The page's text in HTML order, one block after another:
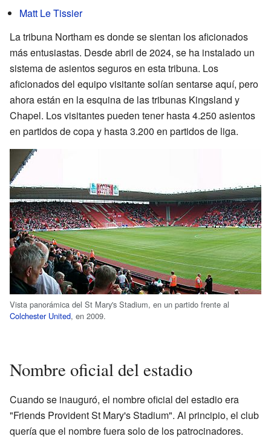
Matt Le Tissier
La tribuna Northam es donde se sientan los aficionados
más entusiastas. Desde abril de 2024, se ha instalado un
sistema de asientos seguros en esta tribuna. Los
aficionados del equipo visitante solían sentarse aquí, pero
ahora están en la esquina de las tribunas Kingsland y
Chapel. Los visitantes pueden tener hasta 4.250 asientos
en partidos de copa y hasta 3.200 en partidos de liga.
Vista panorámica del St Mary's Stadium, en un partido frente al
Colchester United, en 2009.
Nombre oficial del estadio
Cuando se inauguró, el nombre oficial del estadio era
"Friends Provident St Mary's Stadium". Al principio, el club
quería que el nombre fuera solo de los patrocinadores.